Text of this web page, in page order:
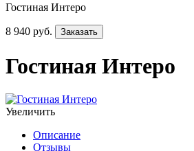
Гостиная Интеро
8 940 руб. Заказать
Гостиная Интеро
Увеличить
Описание
Отзывы